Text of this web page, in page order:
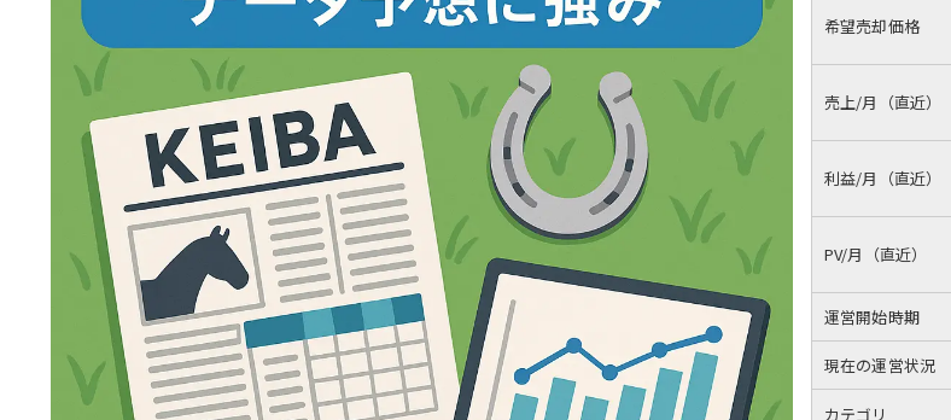
希望売却価格
売上/月（直近）
利益/月（直近）
PV/月（直近）
運営開始時期
現在の運営状況
カテゴリ